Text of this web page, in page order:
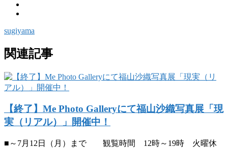
sugiyama
関連記事
【終了】Me Photo Galleryにて福山沙織写真展「現
実（リアル）」開催中！
■～7月12日（月）まで 観覧時間 12時～19時 火曜休